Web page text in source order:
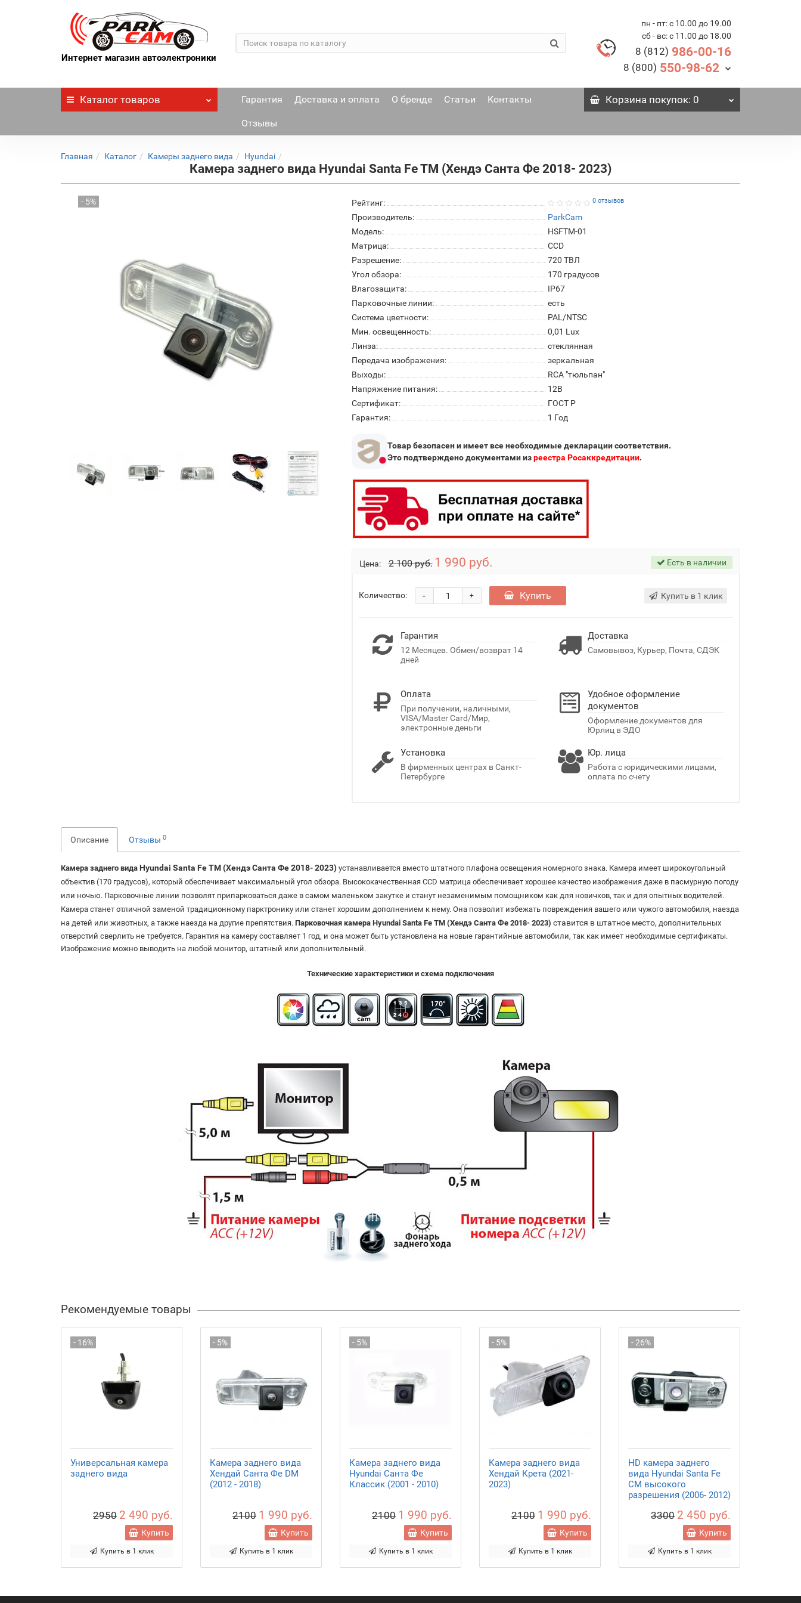
Интернет магазин автоэлектроники
пн - пт: с 10.00 до 19.00
сб - вс: с 11.00 до 18.00
8 (812) 986-00-16
8 (800) 550-98-62
Каталог товаров Гарантия Доставка и оплата О бренде Статьи Контакты
Отзывы
Корзинапокупок: 0
Главная Каталог Камеры заднего вида Hyundai
Камера заднего вида Hyundai Santa Fe TM (Хендэ Санта Фе 2018- 2023)
- 5% Рейтинг: 0 отзывов
Производитель:
ParkCam
Модель:
HSFTM-01
Матрица:
СCD
Разрешение:
720 ТВЛ
Угол обзора:
170 градусов
Влагозащита:
IP67
Парковочные линии:
есть
Система цветности:
PAL/NTSC
Мин. освещенность:
0,01 Lux
Линза:
стеклянная
Передача изображения:
зеркальная
Выходы:
RCA "тюльпан"
Напряжение питания:
12В
Сертификат:
ГОСТ Р
Гарантия:
1 Год
Товар безопасен и имеет все необходимые декларации соответствия.
Это подтверждено документами изреестра Росаккредитации.
Цена: 2 100 руб. 1 990 руб. Есть в наличии
Количество: +
- Купить Купить в 1 клик
Гарантия
12 Месяцев. Обмен/возврат 14
дней
Доставка
Самовывоз, Курьер, Почта, СДЭК
Оплата
При получении, наличными,
VISA/Master Card/Мир,
электронные деньги
Удобное оформление
документов
Оформление документов для
Юрлиц в ЭДО
Установка
В фирменных центрах в Санкт-
Петербурге
Юр. лица
Работа с юридическими лицами,
оплата по счету
Описание Отзывы 0
Камера заднего вида Hyundai Santa Fe TM (Хендэ Санта Фе 2018- 2023) устанавливается вместо штатного плафона освещения номерного знака. Камера имеет широкоугольный
объектив (170 градусов), который обеспечивает максимальный угол обзора. Высококачественная CCD матрица обеспечивает хорошее качество изображения даже в пасмурную погоду
или ночью. Парковочные линии позволят припарковаться даже в самом маленьком закутке и станут незаменимым помощником как для новичков, так и для опытных водителей.
Камера станет отличной заменой традиционному парктронику или станет хорошим дополнением к нему. Она позволит избежать повреждения вашего или чужого автомобиля, наезда
на детей или животных, а также наезда на другие препятствия. Парковочная камера Hyundai Santa Fe TM (Хендэ Санта Фе 2018- 2023) ​ ставится в штатное место, дополнительных
отверстий сверлить не требуется. Гарантия на камеру составляет 1 год, и она может быть установлена на новые гарантийные автомобили, так как имеет необходимые сертификаты.
Изображение можно выводить на любой монитор, штатный или дополнительный.
Технические характеристики и схема подключения
Рекомендуемые товары
- 16%
Универсальная камера
заднего вида
2950 2 490 руб.
Купить
Купить в 1 клик
- 5%
Камера заднего вида
Хендай Санта Фе DM
(2012 - 2018)
2100 1 990 руб.
Купить
Купить в 1 клик
- 5%
Камера заднего вида
Hyundai Санта Фе
Классик (2001 - 2010)
2100 1 990 руб.
Купить
Купить в 1 клик
- 5%
Камера заднего вида
Хендай Крета (2021-
2023)
2100 1 990 руб.
Купить
Купить в 1 клик
- 26%
HD камера заднего
вида Hyundai Santa Fe
CM высокого
разрешения (2006- 2012)
3300 2 450 руб.
Купить
Купить в 1 клик